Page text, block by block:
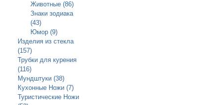
Животные (86)
Знаки зодиака
(43)
Юмор (9)
Изделия из стекла
(157)
Трубки для курения
(116)
Мундштуки (38)
Кухонные Ножи (7)
Туристические Ножи